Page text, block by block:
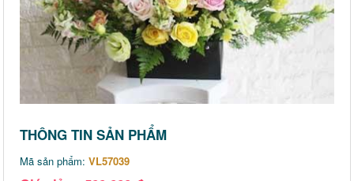
THÔNG TIN SẢN PHẨM
Mã sản phẩm: VL57039